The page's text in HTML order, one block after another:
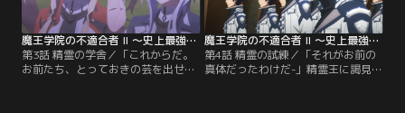
のだ。
魔王学院の不適合者 II ～史上最強の魔王の始祖、転生して子孫たちの学校へ通う～ 第03話
第3話 精霊の学舎／「これからだ。
お前たち、とっておきの芸を出せ」
魔王学院の不適合者 II ～史上最強の魔王の始祖、転生して子孫たちの学校へ通う～ 第04話
第4話 精霊の試練／「それがお前の
真体だったわけだ-」精霊王に謁見す